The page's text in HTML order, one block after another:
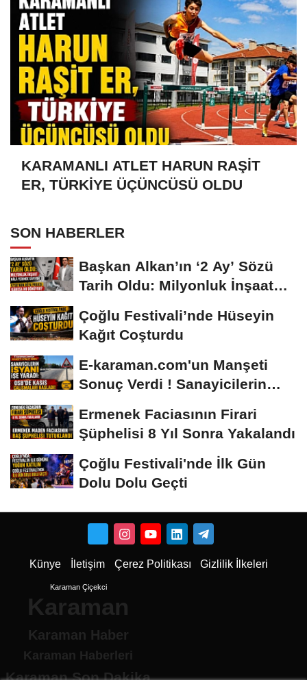
KARAMANLI ATLET HARUN RAŞİT
ER, TÜRKİYE ÜÇÜNCÜSÜ OLDU
SON HABERLER
Başkan Alkan’ın ‘2 Ay’ Sözü
Tarih Oldu: Milyonluk İnşaat
Çoğlu Festivali’nde Hüseyin
Kağıt Coşturdu
E-karaman.com'un Manşeti
Sonuç Verdi ! Sanayicilerin
Ermenek Faciasının Firari
Şüphelisi 8 Yıl Sonra Yakalandı
Çoğlu Festivali'nde İlk Gün
Dolu Dolu Geçti
Künye İletişim Çerez Politikası Gizlilik İlkeleri
Karaman Çiçekci
Karaman
Karaman Haber
Karaman Haberleri
Karaman Son Dakika